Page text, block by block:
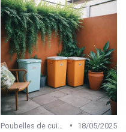
Poubelles de cuisine •
18/05/2025